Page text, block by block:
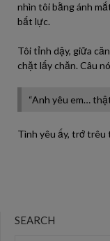
nhìn tôi bằng ánh
bất lực.
Tôi tỉnh dậy, giữa
chặt lấy chăn. Câu
“Anh yêu em…
Tình yêu ấy, trớ trêu
SEARCH